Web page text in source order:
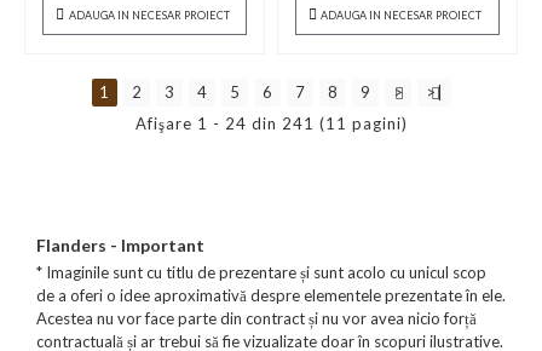
ADAUGA IN NECESAR PROIECT ADAUGA IN NECESAR PROIECT
1 2 3 4 5 6 7 8 9 >
>|
Afişare 1 - 24 din 241 (11 pagini)
Flanders - Important
* Imaginile sunt cu titlu de prezentare și sunt acolo cu unicul scop
de a oferi o idee aproximativă despre elementele prezentate în ele.
Acestea nu vor face parte din contract și nu vor avea nicio forță
contractuală și ar trebui să fie vizualizate doar în scopuri ilustrative.